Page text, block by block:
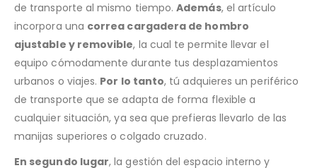
de transporte al mismo tiempo.Además, el artículo
incorpora una correa cargadera de hombro
ajustable y removible, la cual te permite llevar el
equipo cómodamente durante tus desplazamientos
urbanos o viajes. Por lo tanto, tú adquieres un periférico
de transporte que se adapta de forma flexible a
cualquier situación, ya sea que prefieras llevarlo de las
manijas superiores o colgado cruzado.
En segundo lugar, la gestión del espacio interno y